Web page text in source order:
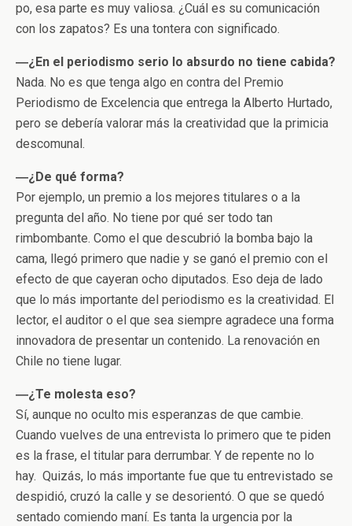
po, esa parte es muy valiosa. ¿Cuál es su comunicación
con los zapatos? Es una tontera con significado.
―¿En el periodismo serio lo absurdo no tiene cabida?
Nada. No es que tenga algo en contra del Premio
Periodismo de Excelencia que entrega la Alberto Hurtado,
pero se debería valorar más la creatividad que la primicia
descomunal.
―¿De qué forma?
Por ejemplo, un premio a los mejores titulares o a la
pregunta del año. No tiene por qué ser todo tan
rimbombante. Como el que descubrió la bomba bajo la
cama, llegó primero que nadie y se ganó el premio con el
efecto de que cayeran ocho diputados. Eso deja de lado
que lo más importante del periodismo es la creatividad. El
lector, el auditor o el que sea siempre agradece una forma
innovadora de presentar un contenido. La renovación en
Chile no tiene lugar.
―¿Te molesta eso?
Sí, aunque no oculto mis esperanzas de que cambie.
Cuando vuelves de una entrevista lo primero que te piden
es la frase, el titular para derrumbar. Y de repente no lo
hay. Quizás, lo más importante fue que tu entrevistado se
despidió, cruzó la calle y se desorientó. O que se quedó
sentado comiendo maní. Es tanta la urgencia por la